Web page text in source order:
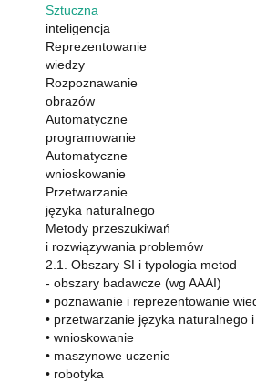
Sztuczna
inteligencja
Reprezentowanie
wiedzy
Rozpoznawanie
obrazów
Automatyczne
programowanie
Automatyczne
wnioskowanie
Przetwarzanie
języka naturalnego
Metody przeszukiwań
i rozwiązywania problemów
2.1. Obszary SI i typologia metod
- obszary badawcze (wg AAAI)
• poznawanie i reprezentowanie
• przetwarzanie języka naturalnego
• wnioskowanie
• maszynowe uczenie
• robotyka